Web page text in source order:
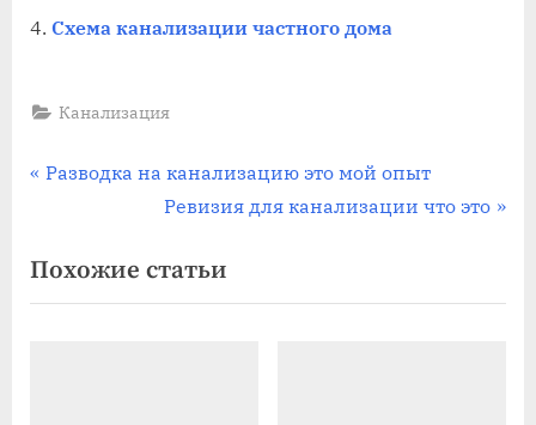
Схема канализации частного дома
Канализация
Навигация
записям
П
д
ы
Разводка на канализацию это мой опыт
С
е
д
Ревизия для канализации что это
Похожие статьи